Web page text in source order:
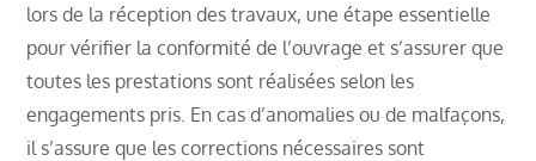
lors de la réception des travaux, une étape essentielle
pour vérifier la conformité de l’ouvrage et s’assurer que
toutes les prestations sont réalisées selon les
engagements pris. En cas d’anomalies ou de malfaçons,
il s’assure que les corrections nécessaires sont